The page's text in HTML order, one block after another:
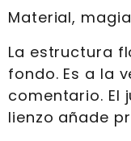
Material,
La estructura
fondo. Es a la
comentario. El
lienzo añade